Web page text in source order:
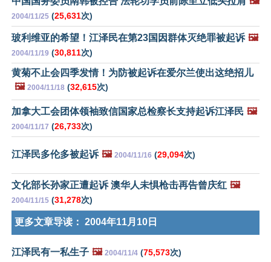
2004/11/25 (25,631次)
玻利维亚的希望！江泽民在第23国因群体灭绝罪被起诉 🖼️
2004/11/19 (30,811次)
黄菊不止会四季发情！为防被起诉在爱尔兰使出这绝招儿
🖼️ 2004/11/18 (32,615次)
加拿大工会团体领袖致信国家总检察长支持起诉江泽民 🖼️
2004/11/17 (26,733次)
江泽民多伦多被起诉 🖼️ 2004/11/16 (29,094次)
文化部长孙家正遭起诉 澳华人未惧枪击再告曾庆红 🖼️
2004/11/15 (31,278次)
更多文章导读： 2004年11月10日
江泽民有一私生子 🖼️ 2004/11/4 (75,573次)